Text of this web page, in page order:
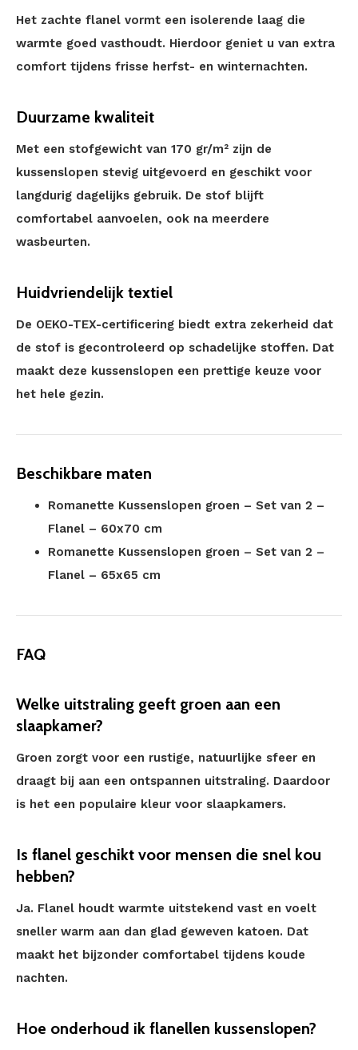
Het zachte flanel vormt een isolerende laag die
warmte goed vasthoudt. Hierdoor geniet u van extra
comfort tijdens frisse herfst- en winternachten.
Duurzame kwaliteit
Met een stofgewicht van 170 gr/m² zijn de
kussenslopen stevig uitgevoerd en geschikt voor
langdurig dagelijks gebruik. De stof blijft
comfortabel aanvoelen, ook na meerdere
wasbeurten.
Huidvriendelijk textiel
De OEKO-TEX-certificering biedt extra zekerheid dat
de stof is gecontroleerd op schadelijke stoffen. Dat
maakt deze kussenslopen een prettige keuze voor
het hele gezin.
Beschikbare maten
Romanette Kussenslopen groen – Set van 2 –
Flanel – 60x70 cm
Romanette Kussenslopen groen – Set van 2 –
Flanel – 65x65 cm
FAQ
Welke uitstraling geeft groen aan een
slaapkamer?
Groen zorgt voor een rustige, natuurlijke sfeer en
draagt bij aan een ontspannen uitstraling. Daardoor
is het een populaire kleur voor slaapkamers.
Is flanel geschikt voor mensen die snel kou
hebben?
Ja. Flanel houdt warmte uitstekend vast en voelt
sneller warm aan dan glad geweven katoen. Dat
maakt het bijzonder comfortabel tijdens koude
nachten.
Hoe onderhoud ik flanellen kussenslopen?